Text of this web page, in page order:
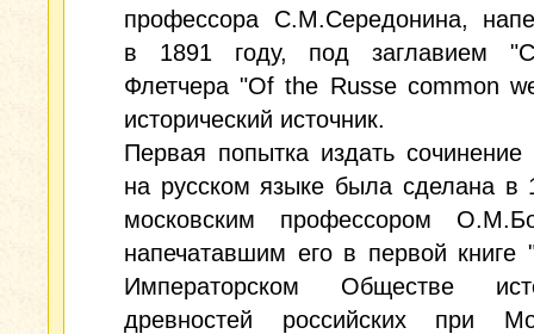
профессора С.М.Середонина,
в 1891 году, под заглавием
Флетчера "Of the Russe common
исторический источник.
Первая попытка издать сочинение
на русском языке была сделана в
московским профессором
напечатавшим его в первой книге
Императорском Обществе
древностей российских при